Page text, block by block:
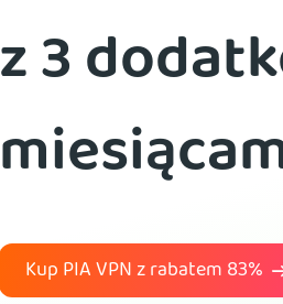
z 3
Kup PIA VPN z rabatem83%